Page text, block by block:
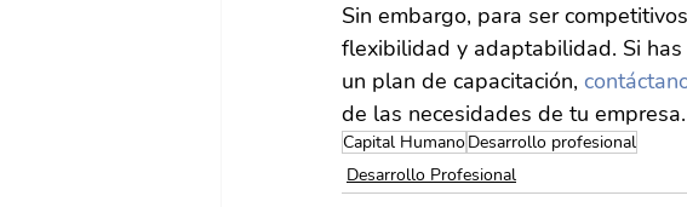
Sin embargo, para ser
flexibilidad y adaptabilidad. Si
un plan de capacitación,
de las necesidades de tu empresa.
Capital HumanoDesarrollo profesional
Desarrollo Profesional